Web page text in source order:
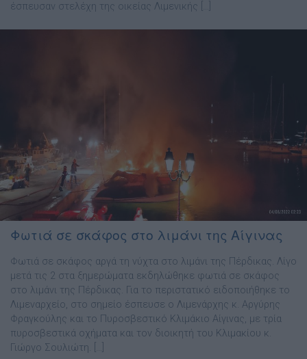
έσπευσαν στελέχη της οικείας Λιμενικής […]
Φωτιά σε σκάφος στο λιμάνι της Αίγινας
Φωτιά σε σκάφος αργά τη νύχτα στο λιμάνι της Πέρδικας. Λίγο
μετά τις 2 στα ξημερώματα εκδηλώθηκε φωτιά σε σκάφος
στο λιμάνι της Πέρδικας. Για το περιστατικό ειδοποιήθηκε το
Λιμεναρχείο, στο σημείο έσπευσε ο Λιμενάρχης κ. Αργύρης
Φραγκούλης και το Πυροσβεστικό Κλιμάκιο Αίγινας, με τρία
πυροσβεστικά οχήματα και τον διοικητή του Κλιμακίου κ.
Γιώργο Σουλιώτη. […]